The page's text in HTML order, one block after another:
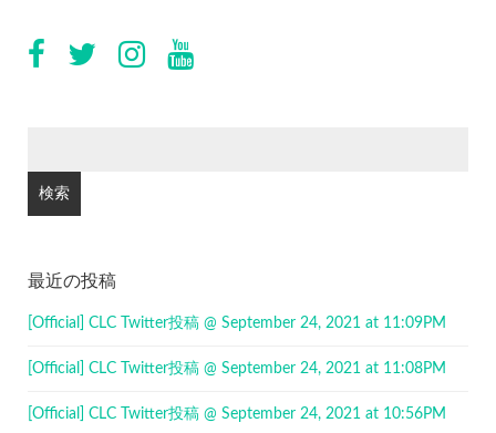
最近の投稿
[Official] CLC Twitter投稿 @ September 24, 2021 at 11:09PM
[Official] CLC Twitter投稿 @ September 24, 2021 at 11:08PM
[Official] CLC Twitter投稿 @ September 24, 2021 at 10:56PM